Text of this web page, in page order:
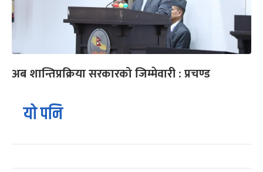
अब शान्तिप्रक्रिया सरकारको जिम्मेवारी : प्रचण्ड
यो पनि